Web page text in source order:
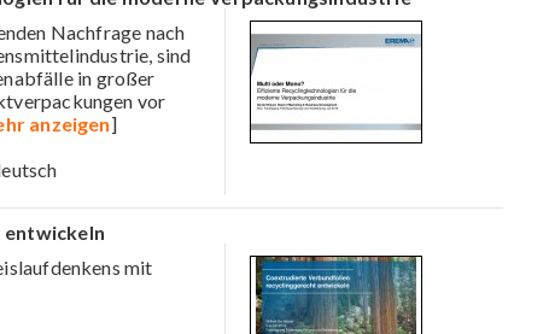
Nachfrage nach
sind
in großer
vor
anzeigen]
mit